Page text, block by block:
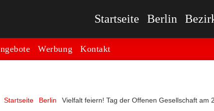
Startseite Berlin
Werbung Kontakt
Startseite Berlin Vielfalt feiern! Tag der Offenen Gesellschaft am